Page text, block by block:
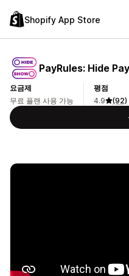
Shopify App Store
PayRules: Hide
요금제
무료 플랜 사용 가능
평점
4.9
(92)